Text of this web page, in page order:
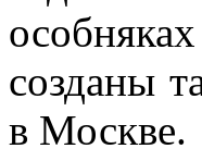
созданы
в Москве.